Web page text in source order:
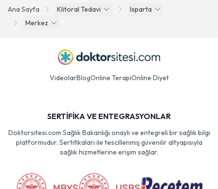
Ana Sayfa Klitoral Tedavi
Isparta
Merkez
Videolar Blog Online Terapi Online Diyet
SERTİFİKA VE ENTEGRASYONLAR
Doktorsitesi.com Sağlık Bakanlığı onaylı ve entegreli bir sağlık bilgi
platformudur. Sertifikaları ile tescillenmiş güvenilir altyapısıyla
sağlık hizmetlerine erişim sağlar.